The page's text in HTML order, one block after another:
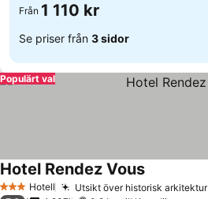
Från 1 110 kr
Se priser från 3 sidor
Populärt val
3 StjärnorHotell Utsikt över historisk arkitektur
Hotel Rendez Vous